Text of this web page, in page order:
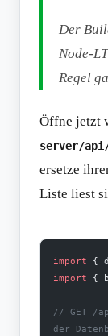
Der
Node-
Regel
Öffne jetzt
server/
ersetze
Liste liest
import {
import {
// GET /
der